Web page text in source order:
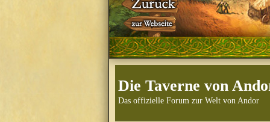
Die Taverne von
Das offizielle Forum zur Welt von Andor